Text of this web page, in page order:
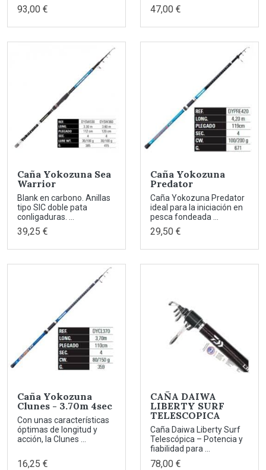
93,00 € 47,00 €
Caña Yokozuna Sea
Warrior
Blank en carbono. Anillas
tipo SIC doble pata
conligaduras. ...
39,25 €
Caña Yokozuna
Predator
Caña Yokozuna Predator
ideal para la iniciación en
pesca fondeada ...
29,50 €
Caña Yokozuna
Clunes - 3.70m 4sec
Con unas características
óptimas de longitud y
acción, la Clunes ...
16,25 €
CAÑA DAIWA
LIBERTY SURF
TELESCOPICA
Caña Daiwa Liberty Surf
Telescópica – Potencia y
fiabilidad para ...
78,00 €